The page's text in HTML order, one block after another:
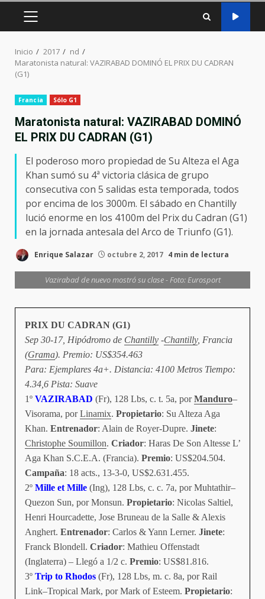
MENÚ
Inicio 2017
nd
Maratonista natural: VAZIRABAD DOMINÓ EL PRIX DU CADRAN
(G1)
Francia Sólo G1
Maratonista natural: VAZIRABAD DOMINÓ
EL PRIX DU CADRAN (G1)
El poderoso moro propiedad de Su Alteza el Aga
Khan sumó su 4ª victoria clásica de grupo
consecutiva con 5 salidas esta temporada, todos
por encima de los 3000m. El sábado en Chantilly
lució enorme en los 4100m del Prix du Cadran (G1)
en la jornada antesala del Arco de Triunfo (G1).
Enrique Salazar octubre 2, 2017 4 min de lectura
Vazirabad de nuevo mostró su clase - Foto: Eurosport
PRIX DU CADRAN (G1)
Sep 30-17, Hipódromo de Chantilly -Chantilly, Francia
(Grama). Premio: US$354.463
Para: Ejemplares 4a+. Distancia: 4100 Metros Tiempo:
4.34,6 Pista: Suave
1º VAZIRABAD (Fr), 128 Lbs, c. t. 5a, porManduro–
Visorama, porLinamix. Propietario: Su Alteza Aga
Khan. Entrenador: Alain de Royer-Dupre. Jinete:
Christophe Soumillon. Criador: Haras De Son Altesse L’
Aga Khan S.C.E.A. (Francia). Premio: US$204.504.
Campaña: 18 acts., 13-3-0, US$2.631.455.
2º Mille et Mille (Ing), 128 Lbs, c. c. 7a, por Muhtathir–
Quezon Sun, por Monsun. Propietario: Nicolas Saltiel,
Henri Hourcadette, Jose Bruneau de la Salle & Alexis
Anghert. Entrenador: Carlos & Yann Lerner. Jinete:
Franck Blondell. Criador: Mathieu Offenstadt
(Inglaterra) – Llegó a 1/2 c. Premio: US$81.816.
3º Trip to Rhodos (Fr), 128 Lbs, m. c. 8a, por Rail
Link–Tropical Mark, por Mark of Esteem. Propietario: